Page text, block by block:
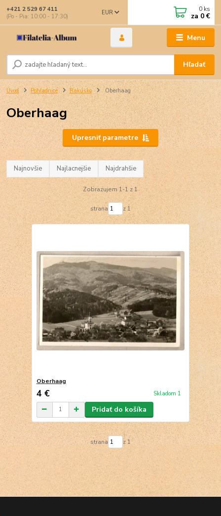
Menu
EUR
Hľadať
+421 2 529 67 411
(Po - Pia: 10:00 - 17:30)
0 ks
za 0 €
Úvod Pohľadnice Rakúsko Oberhaag
Oberhaag
Upresniť parametre
Najnovšie Najlacnejšie Najdrahšie
Zobrazujem 1-1 z 1
strana z 1
Oberhaag
4 € Skladom 1
Pridať do košíka
strana z 1